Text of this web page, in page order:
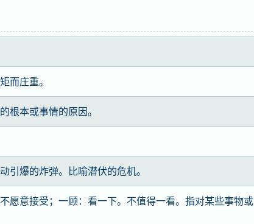
而庄重。
根本或事情的原因。
引爆的炸弹。比喻潜伏的危机。
愿意接受；一顾：看一下。不值得一看。指对某些事物或